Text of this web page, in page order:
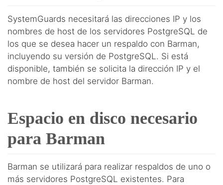
SystemGuards necesitará las direcciones IP y los
nombres de host de los servidores PostgreSQL de
los que se desea hacer un respaldo con Barman,
incluyendo su versión de PostgreSQL. Si está
disponible, también se solicita la dirección IP y el
nombre de host del servidor Barman.
Espacio en disco necesario
para Barman
Barman se utilizará para realizar respaldos de uno o
más servidores PostgreSQL existentes. Para